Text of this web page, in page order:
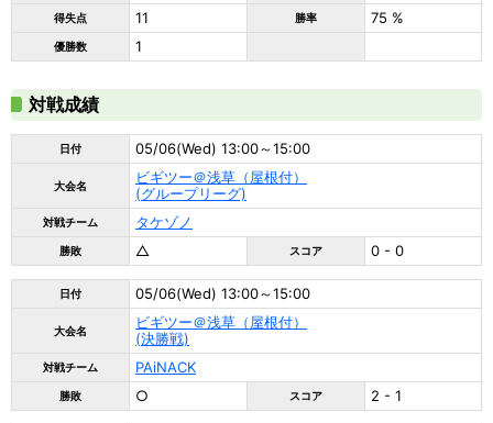
得失点 11 勝率 75 %
優勝数 1
対戦成績
日付 05/06(Wed) 13:00～15:00
大会名
ビギツー＠浅草（屋根付）
(グループリーグ)
対戦チーム タケゾノ
勝敗 △ スコア 0 - 0
日付 05/06(Wed) 13:00～15:00
大会名
ビギツー＠浅草（屋根付）
(決勝戦)
対戦チーム PAiNACK
勝敗 ○ スコア 2 - 1